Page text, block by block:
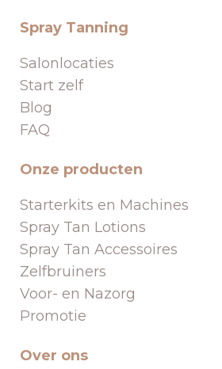
Spray Tanning
Salonlocaties
Start zelf
Blog
FAQ
Onze producten
Starterkits en Machines
Spray Tan Lotions
Spray Tan Accessoires
Zelfbruiners
Voor- en Nazorg
Promotie
Over ons